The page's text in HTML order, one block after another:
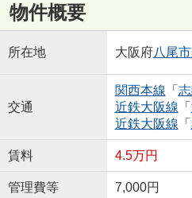
物件概要
所在地 大阪府八尾市
交通
関西本線 「
近鉄大阪線 「
近鉄大阪線 「
賃料 4.5万円
管理費等 7,000円